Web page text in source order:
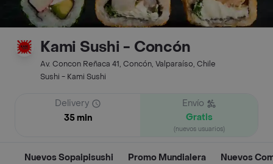
Kami Sushi - Concón
Av. Concon Reñaca 41, Concón, Valparaíso, Chile
Sushi - Kami Sushi
Delivery
35 min
Envío
Gratis
(nuevos usuarios)
Nuevos Sopaipisushi Promo Mundialera Nuevos